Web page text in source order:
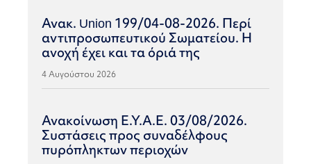
Ανακ. Union 199/04-08-2026. Περί
αντιπροσωπευτικού Σωματείου. Η
ανοχή έχει και τα όριά της
4 Αυγούστου 2026
Ανακοίνωση Ε.Υ.Α.Ε. 03/08/2026.
Συστάσεις προς συναδέλφους
πυρόπληκτων περιοχών